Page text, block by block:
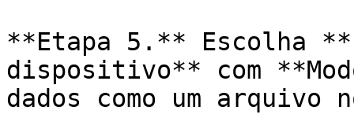
**Etapa 5.** Escolha
dispositivo** com
dados como um arquivo